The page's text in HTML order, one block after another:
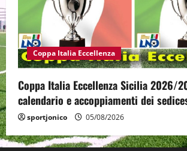
Coppa Italia Eccellenza
Coppa Italia Eccellenza Sicilia 2026/
calendario e accoppiamenti dei
sportjonico 05/08/2026